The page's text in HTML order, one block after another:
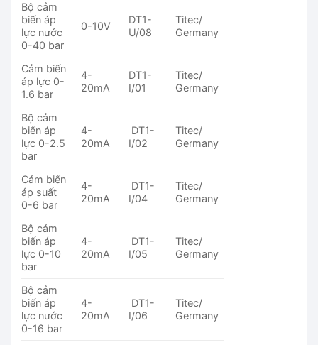
Bộ cảm
biến áp
lực nước
0-40 bar
0-10V
DT1-
U/08
Titec/
Germany
Cảm biến
áp lực 0-
1.6 bar
4-
20mA
DT1-
I/01
Titec/
Germany
Bộ cảm
biến áp
lực 0-2.5
bar
4-
20mA
DT1-
I/02
Titec/
Germany
Cảm biến
áp suất
0-6 bar
4-
20mA
DT1-
I/04
Titec/
Germany
Bộ cảm
biến áp
lực 0-10
bar
4-
20mA
DT1-
I/05
Titec/
Germany
Bộ cảm
biến áp
lực nước
0-16 bar
4-
20mA
DT1-
I/06
Titec/
Germany